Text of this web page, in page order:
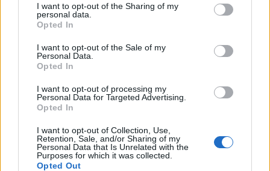
I want to opt-out of the Sharing of my
personal data.
Opted In
I want to opt-out of the Sale of my
Personal Data.
Opted In
I want to opt-out of processing my
Personal Data for Targeted Advertising.
Opted In
I want to opt-out of Collection, Use,
Retention, Sale, and/or Sharing of my
Personal Data that Is Unrelated with the
Purposes for which it was collected.
Opted Out
2026. augusztus 07., péntek
Hetek óta először csökkent az
üzemanyagok ára